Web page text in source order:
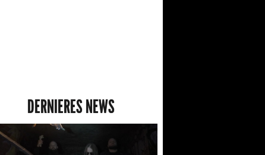
DERNIERES NEWS